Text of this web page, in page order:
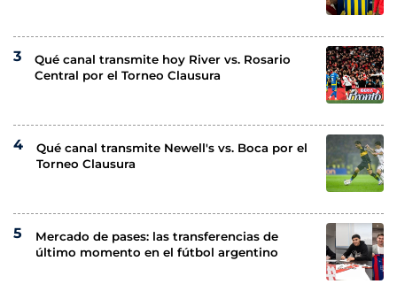
Qué canal transmite hoy River vs. Rosario
Central por el Torneo Clausura
Qué canal transmite Newell's vs. Boca por el
Torneo Clausura
Mercado de pases: las transferencias de
último momento en el fútbol argentino